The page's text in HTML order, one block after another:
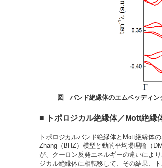
図 バンド絶縁体のエムベッディン
■ トポロジカル絶縁体／Mott絶縁
トポロジカルバンド絶縁体とMott絶縁体
Zhang（BHZ）模型と動的平均場理論（
が、クーロン反発エネルギーの違いによ
ジカル絶縁体に相転移して、その結果、